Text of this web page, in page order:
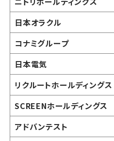
日本オラクル
コナミグループ
日本電気
リクルートホールディングス
SCREENホールディングス
アドバンテスト